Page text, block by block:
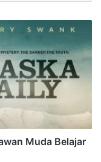
Muda Belajar